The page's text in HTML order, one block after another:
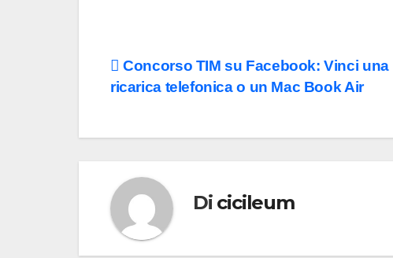
Navigazione
Concorso TIM su Facebook: Vinci una
ricarica telefonica o un Mac Book Air
Di cicileum